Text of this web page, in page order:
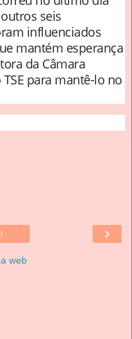
seis
influenciados
mantém esperança
da Câmara
para mantê-lo no
›
web